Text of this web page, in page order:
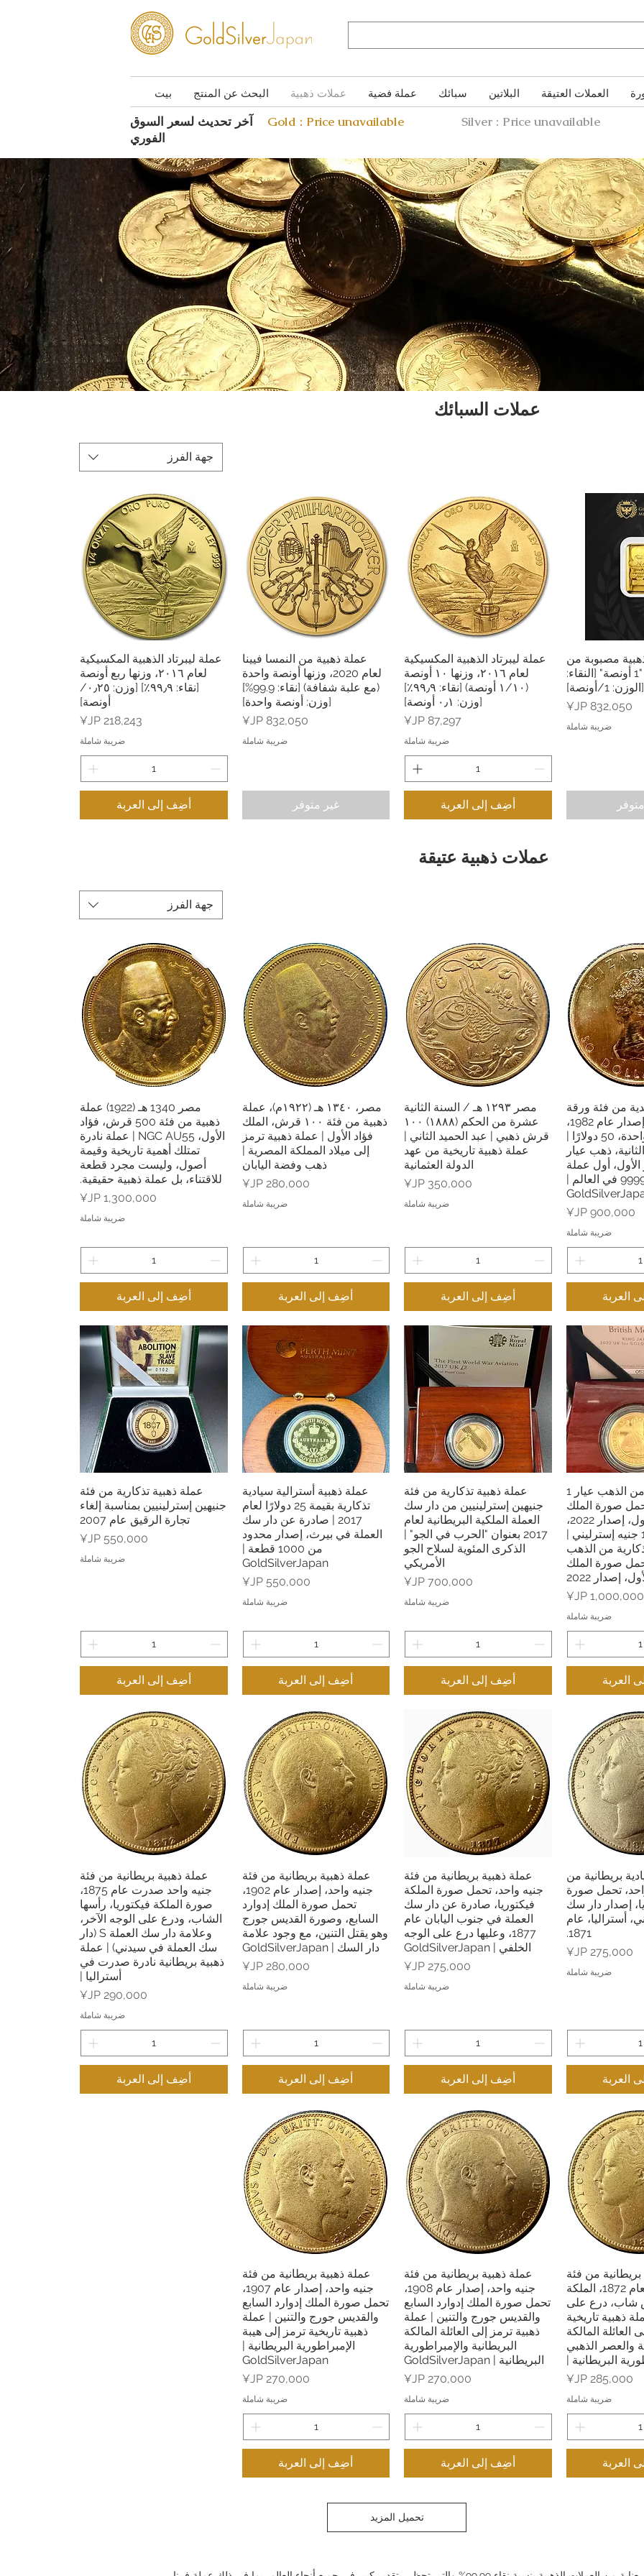
بيت البحث عن المنتج عملات ذهبية عملة فضية سبائك البلاتين العملات العتيقة
آخر تحديث لسعر السوق
الفوري
Gold : Price unavailable Silver : Price unavailable
عملات السبائك
جهة الفرز
مصبوبة من
جيرمانيا مينت "1 أونصة" [النقاء:
السعر
ضريبة شاملة
عملة ليبرتاد الذهبية المكسيكية
لعام ٢٠١٦، وزنها ١٠ أونصة
(١/١٠ أونصة) [نقاء: ٩٩٫٩٪]
[وزن: ٠٫١ أونصة]
السعر
ضريبة شاملة
أضِف إلى العربة
عملة ذهبية من النمسا فيينا
لعام 2020، وزنها أونصة واحدة
(مع علبة شفافة) [نقاء: 99.9%]
[وزن: أونصة واحدة]
السعر
ضريبة شاملة
غير متوفر
عملة ليبرتاد الذهبية المكسيكية
لعام ٢٠١٦، وزنها ربع أونصة
[نقاء: ٩٩٫٩٪] [وزن: ٠٫٢٥/
أونصة]
السعر
ضريبة شاملة
أضِف إلى العربة
عملات ذهبية عتيقة
جهة الفرز
من فئة ورقة
القيقب، إصدار عام 1982،
أونصة واحدة، 50 دولارًا |
ذهب عيار
الأول، أول عملة
ذهبية عيار 9999 في العالم |
السعر
ضريبة شاملة
العربة
العرض السريع
مصر ١٢٩٣ هـ / السنة الثانية
عشرة من الحكم (١٨٨٨) ١٠٠
قرش ذهبي | عبد الحميد الثاني |
عملة ذهبية تاريخية من عهد
الدولة العثمانية
السعر
ضريبة شاملة
أضِف إلى العربة
العرض السريع مصر، ١٣٤٠ هـ (١٩٢٢م)، عملة
ذهبية من فئة ١٠٠ قرش، الملك
فؤاد الأول | عملة ذهبية ترمز
إلى ميلاد المملكة المصرية |
ذهب وفضة اليابان
السعر
ضريبة شاملة
أضِف إلى العربة
العرض السريع
مصر 1340 هـ (1922) عملة
ذهبية من فئة 500 قرش، فؤاد
الأول، NGC AU55 | عملة نادرة
تمتلك أهمية تاريخية وقيمة
أصول، وليست مجرد قطعة
للاقتناء، بل عملة ذهبية حقيقية.
السعر
ضريبة شاملة
أضِف إلى العربة
السريع
عملة تذكارية من الذهب عيار 1
صورة الملك
جيمس الأول، إصدار 2022،
بقيمة 100 جنيه إسترليني |
من الذهب
صورة الملك
إصدار 2022
السعر
ضريبة شاملة
العربة
العرض السريع
عملة ذهبية تذكارية من فئة
جنيهين إسترلينيين من دار سك
العملة الملكية البريطانية لعام
2017 بعنوان "الحرب في الجو" |
الذكرى المئوية لسلاح الجو
الأمريكي
السعر
ضريبة شاملة
أضِف إلى العربة
العرض السريع
عملة ذهبية أسترالية سيادية
تذكارية بقيمة 25 دولارًا لعام
2017 | صادرة عن دار سك
العملة في بيرث، إصدار محدود
من 1000 قطعة |
GoldSilverJapan
السعر
ضريبة شاملة
أضِف إلى العربة
العرض السريع
عملة ذهبية تذكارية من فئة
جنيهين إسترلينيين بمناسبة إلغاء
تجارة الرقيق عام 2007
السعر
ضريبة شاملة
أضِف إلى العربة
السريعبريطانية من
تحمل صورة
إصدار دار سك
أستراليا، عام
1871.
السعر
ضريبة شاملة
العربة
العرض السريع
عملة ذهبية بريطانية من فئة
جنيه واحد، تحمل صورة الملكة
فيكتوريا، صادرة عن دار سك
العملة في جنوب اليابان عام
1877، وعليها درع على الوجه
الخلفي | GoldSilverJapan
السعر
ضريبة شاملة
أضِف إلى العربة
العرض السريع
عملة ذهبية بريطانية من فئة
جنيه واحد، إصدار عام 1902،
تحمل صورة الملك إدوارد
السابع، وصورة القديس جورج
وهو يقتل التنين، مع وجود علامة
دار السك | GoldSilverJapan
السعر
ضريبة شاملة
أضِف إلى العربة
العرض السريع
عملة ذهبية بريطانية من فئة
جنيه واحد صدرت عام 1875،
صورة الملكة فيكتوريا، رأسها
الشاب، ودرع على الوجه الآخر،
وعلامة دار سك العملة S (دار
سك العملة في سيدني) | عملة
ذهبية بريطانية نادرة صدرت في
أستراليا |
السعر
ضريبة شاملة
أضِف إلى العربة
السريع
من فئة
جنيه واحد لعام 1872، الملكة
شاب، درع على
ذهبية تاريخية
العائلة المالكة
والعصر الذهبي
البريطانية |
السعر
ضريبة شاملة
العربة
العرض السريع
عملة ذهبية بريطانية من فئة
جنيه واحد، إصدار عام 1908،
تحمل صورة الملك إدوارد السابع
والقديس جورج والتنين | عملة
ذهبية ترمز إلى العائلة المالكة
البريطانية والإمبراطورية
البريطانية | GoldSilverJapan
السعر
ضريبة شاملة
أضِف إلى العربة
العرض السريع
عملة ذهبية بريطانية من فئة
جنيه واحد، إصدار عام 1907،
تحمل صورة الملك إدوارد السابع
والقديس جورج والتنين | عملة
ذهبية تاريخية ترمز إلى هيبة
الإمبراطورية البريطانية |
GoldSilverJapan
السعر
ضريبة شاملة
أضِف إلى العربة
تحميل المزيد